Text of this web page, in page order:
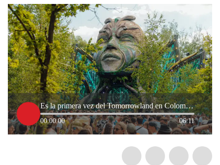
Es la primera vez del Tomorrowland en Colombia: Manolo Arango socio de Breakfast Club
00:00:00 06:11